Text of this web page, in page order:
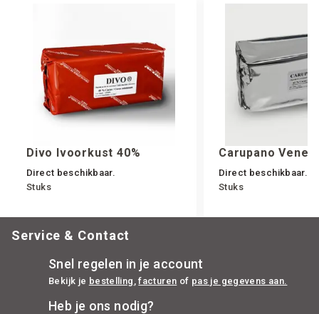
Divo Ivoorkust 40%
Direct beschikbaar.
Stuks
Carupano
Direct beschikbaar.
Stuks
Service & Contact
Snel regelen in je account
Bekijk je bestelling , facturen of pas je gegevens aan.
Heb je ons nodig?